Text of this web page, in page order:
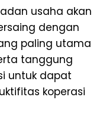
usaha akan
dengan
paling utama
tanggung
untuk dapat
koperasi